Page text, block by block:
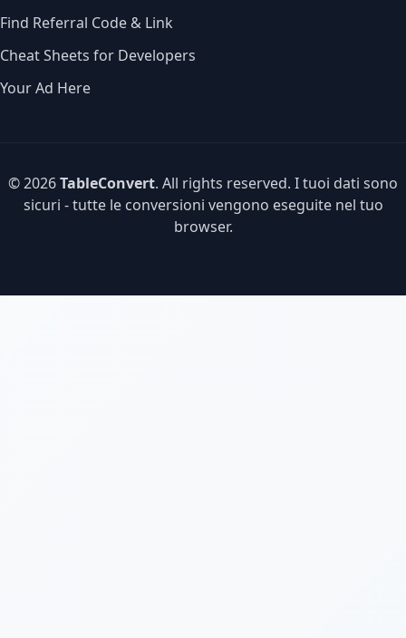
Find Referral Code & Link
Cheat Sheets for Developers
Your Ad Here
© 2026TableConvert. All rights reserved. I tuoi dati sono
sicuri - tutte le conversioni vengono eseguite nel tuo
browser.